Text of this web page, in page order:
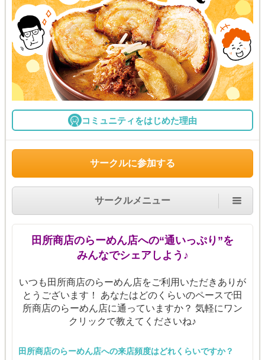
コミュニティをはじめた理由
サークルに参加する
サークルメニュー
田所商店のらーめん店への“通いっぷり”を
みんなでシェアしよう♪
いつも田所商店のらーめん店をご利用いただきありが
とうございます！ あなたはどのくらいのペースで田
所商店のらーめん店に通っていますか？ 気軽にワン
クリックで教えてくださいね♪
田所商店のらーめん店への来店頻度はどれくらいですか？